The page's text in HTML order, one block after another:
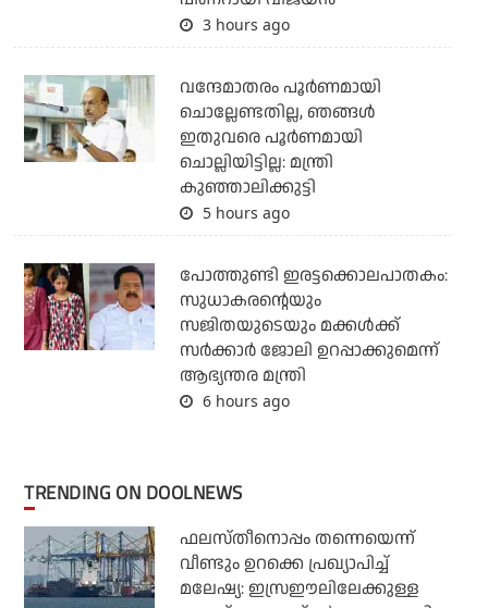
3 hours ago
വന്ദേമാതരം പൂര്‍ണമായി
ചൊല്ലേണ്ടതില്ല, ഞങ്ങള്‍
ഇതുവരെ പൂര്‍ണമായി
ചൊല്ലിയിട്ടില്ല: മന്ത്രി
കുഞ്ഞാലിക്കുട്ടി
5 hours ago
പോത്തുണ്ടി ഇരട്ടക്കൊലപാതകം:
സുധാകരന്റെയും
സജിതയുടെയും മക്കള്‍ക്ക്
സര്‍ക്കാര്‍ ജോലി ഉറപ്പാക്കുമെന്ന്
ആഭ്യന്തര മന്ത്രി
6 hours ago
TRENDING ON DOOLNEWS
ഫലസ്തീനൊപ്പം തന്നെയെന്ന്
വീണ്ടും ഉറക്കെ പ്രഖ്യാപിച്ച്
മലേഷ്യ: ഇസ്രഈലിലേക്കുള്ള